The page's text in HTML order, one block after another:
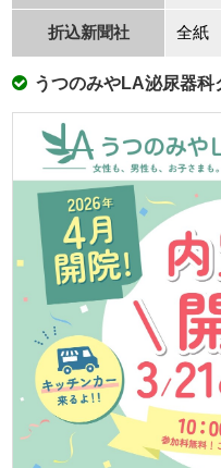
折込新聞社 全紙
うつのみやLA泌尿器科